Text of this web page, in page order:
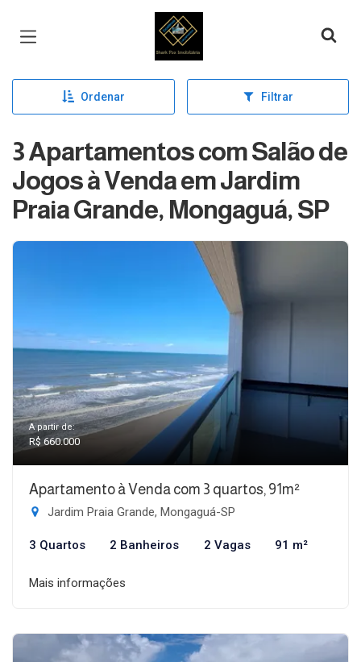
Página inicial
Ordenar Filtrar
3 Apartamentos com Salão de
Jogos à Venda em Jardim
Praia Grande, Mongaguá, SP
A partir de:
R$ 660.000
Apartamento à Venda com 3 quartos, 91m²
Jardim Praia Grande, Mongaguá-SP
3 Quartos 2 Banheiros 2 Vagas 91 m²
Mais informações